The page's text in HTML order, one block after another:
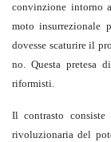
convinzione intorno
moto insurrezionale
dovesse scaturire il
no. Questa pretesa
riformisti.
Il contrasto consiste
rivoluzionaria del